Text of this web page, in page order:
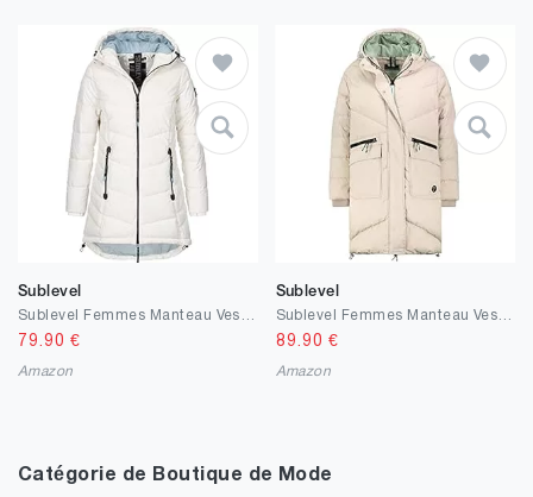
Sublevel
79.90 €
Amazon
Sublevel
89.90 €
Amazon
Catégorie de Boutique de Mode